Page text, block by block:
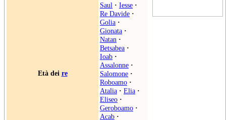
Età dei re
Saul · Iesse ·
Re Davide ·
Golia ·
Gionata ·
Natan ·
Betsabea ·
Ioab ·
Assalonne ·
Salomone ·
Roboamo ·
Atalia · Elia ·
Eliseo ·
Geroboamo ·
Acab ·